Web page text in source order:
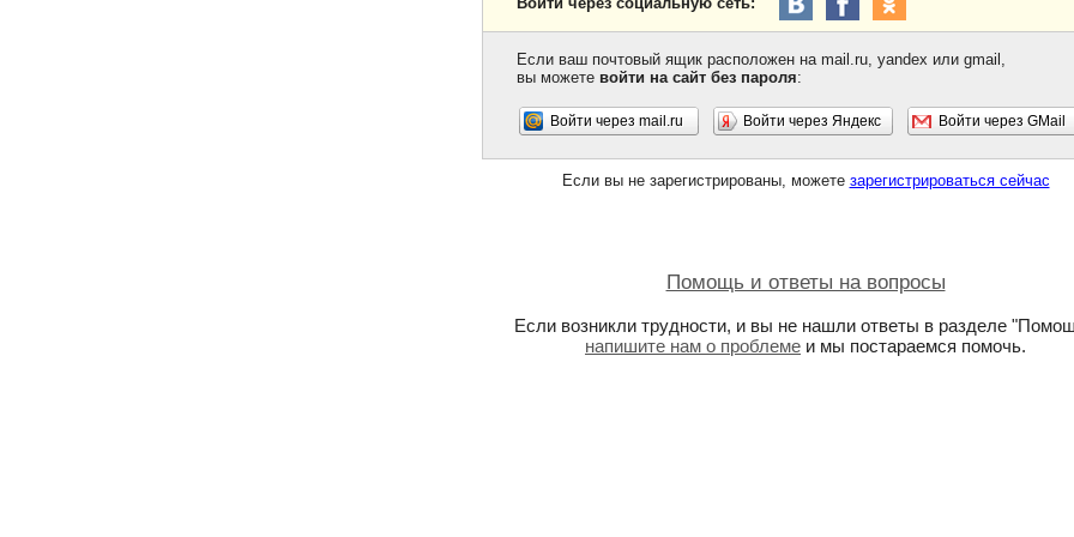
Если ваш почтовый ящик расположен на mail.ru, yandex или gmail,
вы можете войти на сайт без пароля:
Войти через mail.ru Войти через Яндекс Войти через GMail
Если вы не зарегистрированы, можете зарегистрироваться сейчас
Помощь и ответы на вопросы
Если возникли трудности, и вы не нашли ответы в разделе
напишите нам о проблеме и мы постараемся помочь.